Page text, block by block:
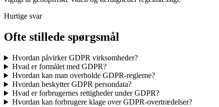
Hurtige svar
Ofte stillede spørgsmål
Hvordan påvirker GDPR virksomheder?
Hvad er formålet med GDPR?
Hvordan kan man overholde GDPR-reglerne?
Hvordan beskytter GDPR persondata?
Hvad er forbrugernes rettigheder under GDPR?
Hvordan kan forbrugere klage over GDPR-overtrædelser?